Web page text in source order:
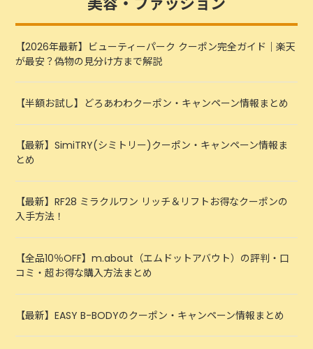
【2026年最新】ビューティーパーク クーポン完全ガイド｜楽天
が最安？偽物の見分け方まで解説
【半額お試し】どろあわわクーポン・キャンペーン情報まとめ
【最新】SimiTRY(シミトリー)クーポン・キャンペーン情報ま
とめ
【最新】RF28 ミラクルワン リッチ＆リフトお得なクーポンの
入手方法！
【全品10％OFF】m.about（エムドットアバウト）の評判・口
コミ・超お得な購入方法まとめ
【最新】EASY B-BODYのクーポン・キャンペーン情報まとめ